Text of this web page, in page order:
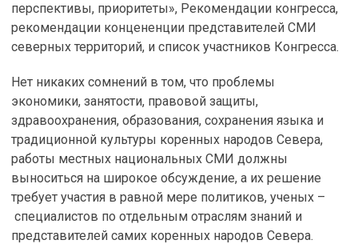
перспективы, приоритеты», Рекомендации конгресса,
рекомендации концененции представителей СМИ
северных территорий, и список участников Конгресса.
Нет никаких сомнений в том, что проблемы
экономики, занятости, правовой защиты,
здравоохранения, образования, сохранения языка и
традиционной культуры коренных народов Севера,
работы местных национальных СМИ должны
выноситься на широкое обсуждение, а их решение
требует участия в равной мере политиков, ученых –
специалистов по отдельным отраслям знаний и
представителей самих коренных народов Севера.